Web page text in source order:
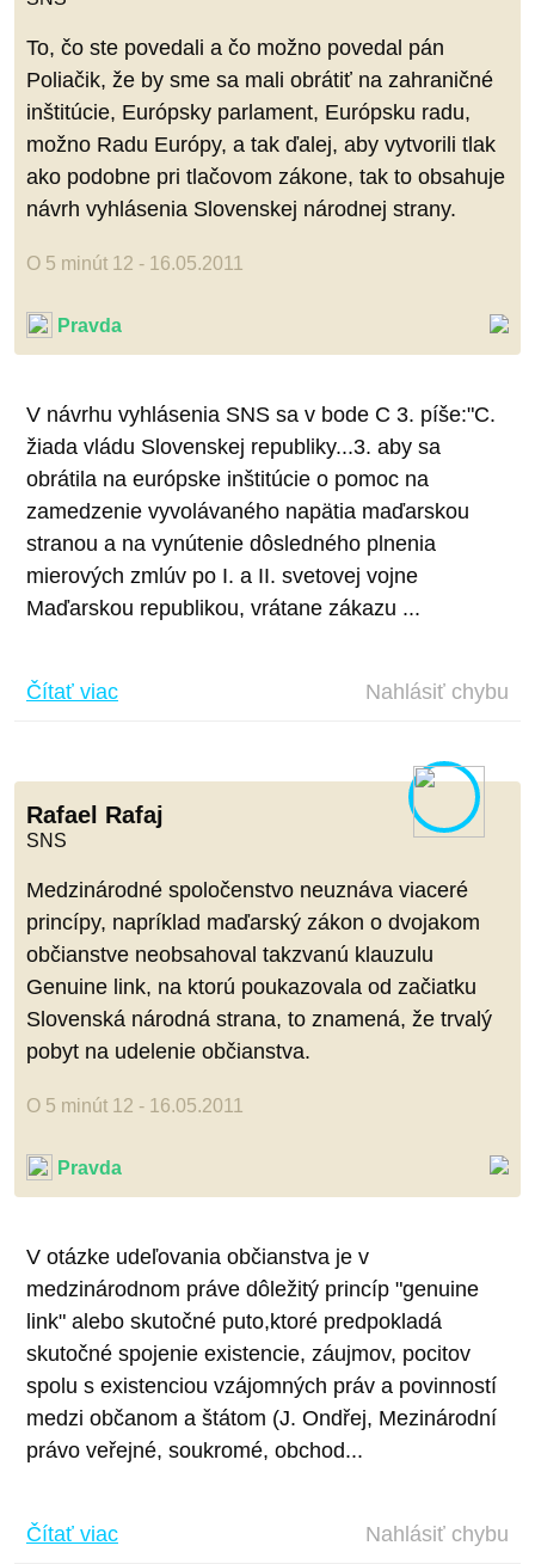
To, čo ste povedali a čo možno povedal pán
Poliačik, že by sme sa mali obrátiť na zahraničné
inštitúcie, Európsky parlament, Európsku radu,
možno Radu Európy, a tak ďalej, aby vytvorili tlak
ako podobne pri tlačovom zákone, tak to obsahuje
návrh vyhlásenia Slovenskej národnej strany.
O 5 minút 12 - 16.05.2011
Pravda
V návrhu vyhlásenia SNS sa v bode C 3. píše:"C.
žiada vládu Slovenskej republiky...3. aby sa
obrátila na európske inštitúcie o pomoc na
zamedzenie vyvolávaného napätia maďarskou
stranou a na vynútenie dôsledného plnenia
mierových zmlúv po I. a II. svetovej vojne
Maďarskou republikou, vrátane zákazu ...
Čítať viac Nahlásiť chybu
Rafael Rafaj
SNS
Medzinárodné spoločenstvo neuznáva viaceré
princípy, napríklad maďarský zákon o dvojakom
občianstve neobsahoval takzvanú klauzulu
Genuine link, na ktorú poukazovala od začiatku
Slovenská národná strana, to znamená, že trvalý
pobyt na udelenie občianstva.
O 5 minút 12 - 16.05.2011
Pravda
V otázke udeľovania občianstva je v
medzinárodnom práve dôležitý princíp "genuine
link" alebo skutočné puto,ktoré predpokladá
skutočné spojenie existencie, záujmov, pocitov
spolu s existenciou vzájomných práv a povinností
medzi občanom a štátom (J. Ondřej, Mezinárodní
právo veřejné, soukromé, obchod...
Čítať viac Nahlásiť chybu